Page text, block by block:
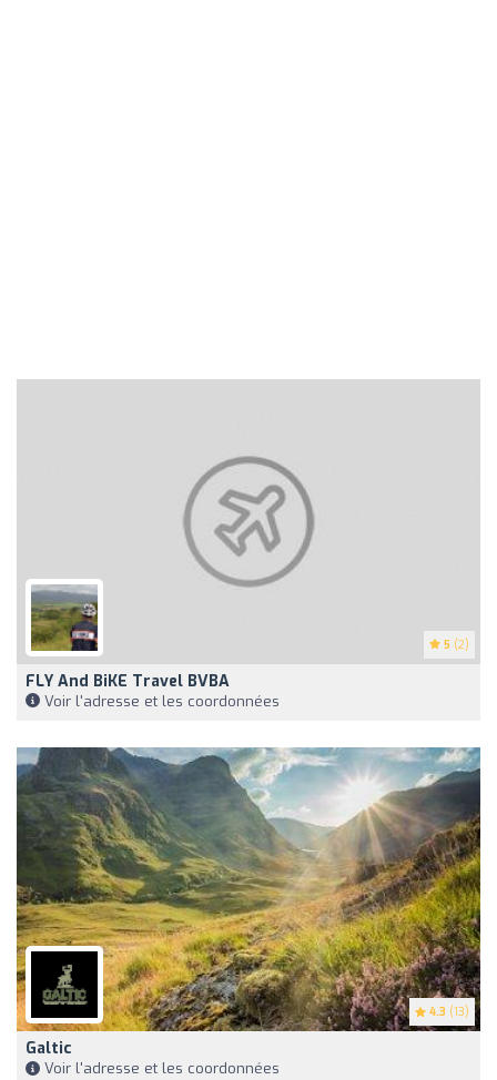
5 (2)
FLY And BiKE Travel BVBA
Voir l'adresse et les coordonnées
4.3 (13)
Galtic
Voir l'adresse et les coordonnées